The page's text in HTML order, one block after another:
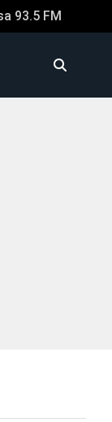
93.5 FM